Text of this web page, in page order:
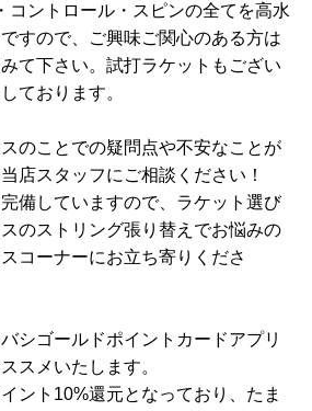
ントロール・スピンの全てを高水
すので、ご興味ご関心のある方は
て下さい。試打ラケットもござい
ております。
のことでの疑問点や不安なことが
店スタッフにご相談ください！
備していますので、ラケット選び
のストリング張り替えでお悩みの
コーナーにお立ち寄りくださ
シゴールドポイントカードアプリ
スメいたします。
ント10%還元となっており、たま